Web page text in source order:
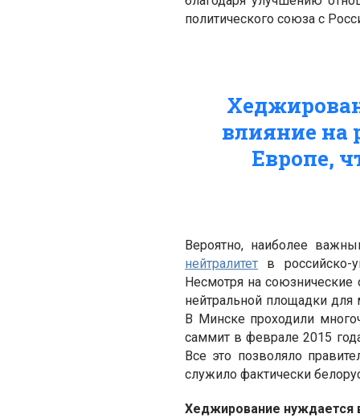
политического союза с
влияние на
Европе,
Вероятно, наиболее
нейтралитет в российско-
Несмотря на
нейтральной площадки
В Минске проходили
саммит в феврале 2015
Все это позволяло
служило фактически
Хеджирование нуждается